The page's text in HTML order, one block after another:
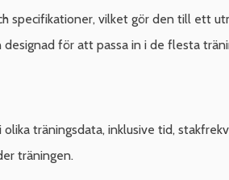
specifikationer, vilket gör den till ett
för att passa in i de flesta
träningsdata, inklusive tid,
träningen.